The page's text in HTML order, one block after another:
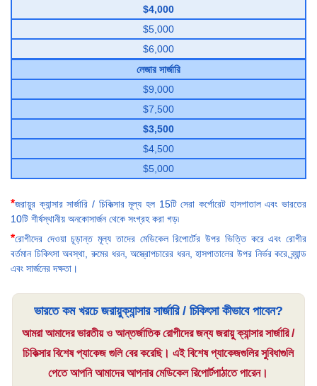
$4,000
$5,000
$6,000
লেজার সার্জারি
$9,000
$7,500
$3,500
$4,500
$5,000
*জরায়ুর ক্যান্সার সার্জারি / চিকিত্সার মূল্য হল 15টি সেরা কর্পোরেট হাসপাতাল এবং ভারতের
10টি শীর্ষস্থানীয় অনকোসার্জন থেকে সংগ্রহ করা গড়৷
*রোগীদের দেওয়া চূড়ান্ত মূল্য তাদের মেডিকেল রিপোর্টের উপর ভিত্তি করে এবং রোগীর
বর্তমান চিকিৎসা অবস্থা, রুমের ধরন, অস্ত্রোপচারের ধরন, হাসপাতালের উপর নির্ভর করে ব্র্যান্ড
এবং সার্জনের দক্ষতা।
ভারতে কম খরচে জরায়ুক্যান্সার সার্জারি / চিকিৎসা কীভাবে পাবেন?
আমরা আমাদের ভারতীয় ও আন্তর্জাতিক রোগীদের জন্য জরায়ু ক্যান্সার সার্জারি /
চিকিত্সার বিশেষ প্যাকেজ গুলি বের করেছি। এই বিশেষ প্যাকেজগুলির সুবিধাগুলি
পেতে আপনি আমাদের আপনার মেডিকেল রিপোর্টপাঠাতে পারেন।